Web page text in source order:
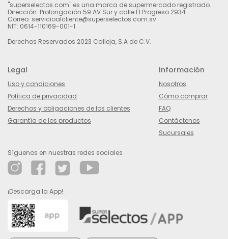
"superselectos.com" es una marca de supermercado registrado.
Dirección: Prolongación 59 AV Sur y calle El Progreso 2934.
Correo: servicioalcliente@superselectos.com.sv
NIT: 0614-110169-001-1
Derechos Reservados 2023 Calleja, S.A de C.V.
Legal
Uso y condiciones
Política de privacidad
Derechos y obligaciones de los clientes
Garantía de los productos
Información
Nosotros
Cómo comprar
FAQ
Contáctenos
Sucursales
Síguenos en nuestras redes sociales
¡Descarga la App!